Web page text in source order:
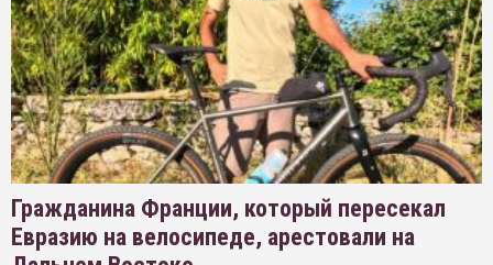
Гражданина Франции, который пересекал
Евразию на велосипеде, арестовали на